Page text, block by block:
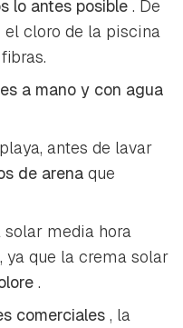
lo antes posible . De
el cloro de la piscina
a mano y con agua
antes de lavar
de arena que
media hora
que la crema solar
.
comerciales , la